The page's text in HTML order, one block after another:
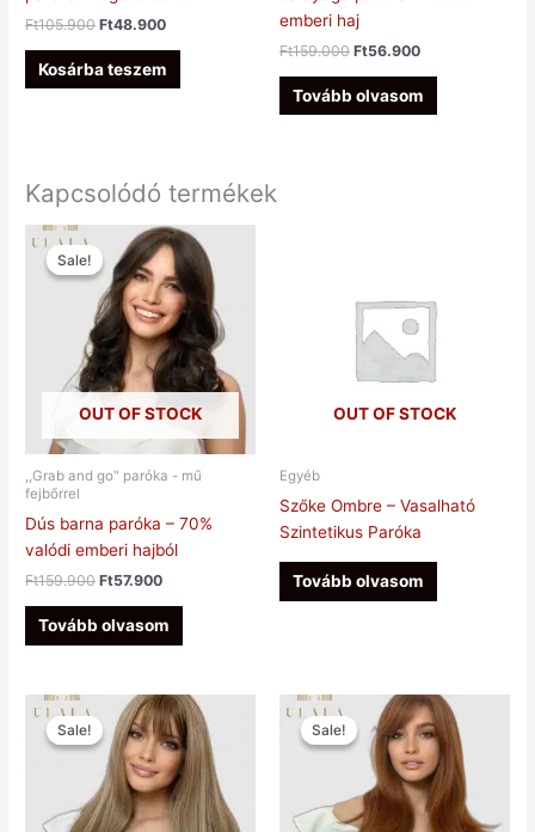
Ft105.900 Ft48.900
Kosárba teszem
emberi haj
Ft159.000 Ft56.900
Tovább olvasom
Kapcsolódó termékek
Sale!
OUT OF STOCK
Sale!
,,Grab and go" paróka - mű
fejbőrrel
Dús barna paróka – 70%
valódi emberi hajból
Ft159.900
Original
price
was:
Ft159.900.
Ft57.900
Current
price
is:
Ft57.900.
Tovább olvasom
OUT OF STOCK
Egyéb
Szőke Ombre – Vasalható
Szintetikus Paróka
Tovább olvasom
Sale!
Sale!
Original
price
was:
Ft158.900.
Current
price
is:
Ft59.900.
Sale!
Sale!
Original
price
was:
Ft159.900.
Current
price
is:
Ft48.900.